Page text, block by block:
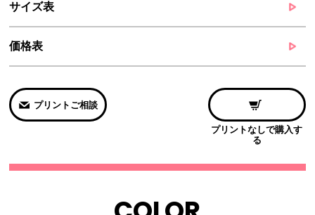
サイズ表
価格表
プリントご相談
プリントなしで購入す
る